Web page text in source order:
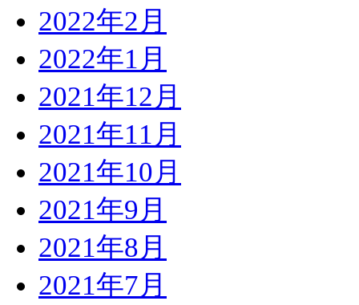
2022年2月
2022年1月
2021年12月
2021年11月
2021年10月
2021年9月
2021年8月
2021年7月